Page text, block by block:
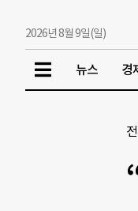
2026년 8월 9일(일)
뉴스 경